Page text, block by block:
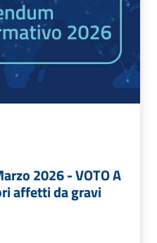
2026 - VOTO A
affetti da gravi